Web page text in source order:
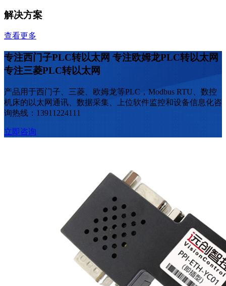
解决方案
查看更多
专注西门子PLC转以太网 专注欧姆龙PLC转以太网
专注三菱PLC转以太网
产品用于西门子、三菱、欧姆龙等PLC，Modbus RTU、数控
机床的以太网通讯、数据采集、上位软件监控和设备信息化咨
询热线：13911224111
立即咨询